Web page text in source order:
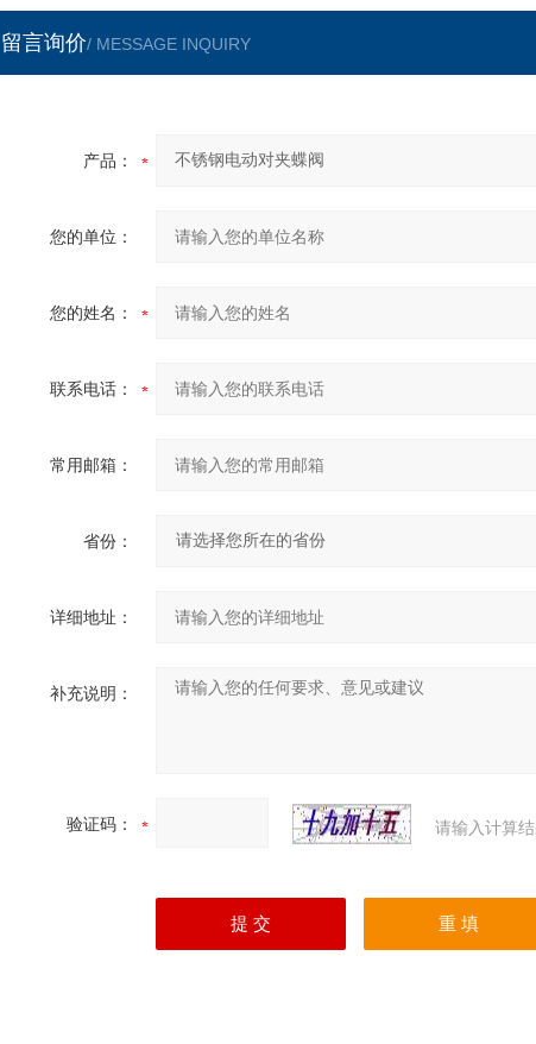
留言询价/ MESSAGE INQUIRY
产品：
您的单位：
您的姓名：
联系电话：
常用邮箱：
省份：
详细地址：
补充说明：
验证码： 请输入计算